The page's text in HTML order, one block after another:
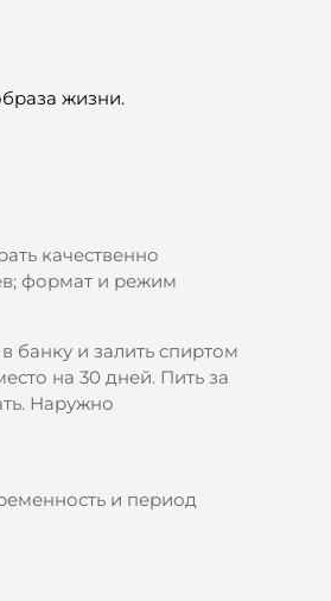
жизни.
качественно
формат и режим
банку и залить спиртом
на 30 дней. Пить за
Наружно
и период